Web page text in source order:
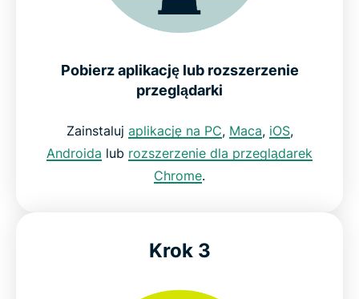
Pobierz aplikację lub rozszerzenie
przeglądarki
Zainstaluj aplikację na PC, Maca, iOS,
Androida lub rozszerzenie dla przeglądarek
Chrome.
Krok 3